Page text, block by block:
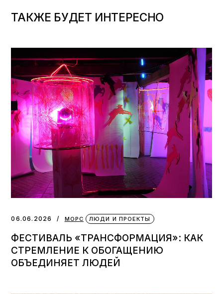
ТАКЖЕ БУДЕТ ИНТЕРЕСНО
06.06.2026 МОРС ЛЮДИ И ПРОЕКТЫ
ФЕСТИВАЛЬ «ТРАНСФОРМАЦИЯ»: КАК
СТРЕМЛЕНИЕ К ОБОГАЩЕНИЮ
ОБЪЕДИНЯЕТ ЛЮДЕЙ